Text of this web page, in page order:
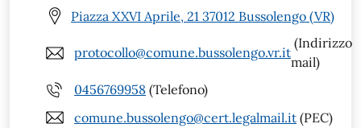
Piazza XXVI Aprile, 21 37012 Bussolengo (VR)
protocollo@comune.bussolengo.vr.it
(Indirizzo
mail)
0456769958 (Telefono)
comune.bussolengo@cert.legalmail.it (PEC)